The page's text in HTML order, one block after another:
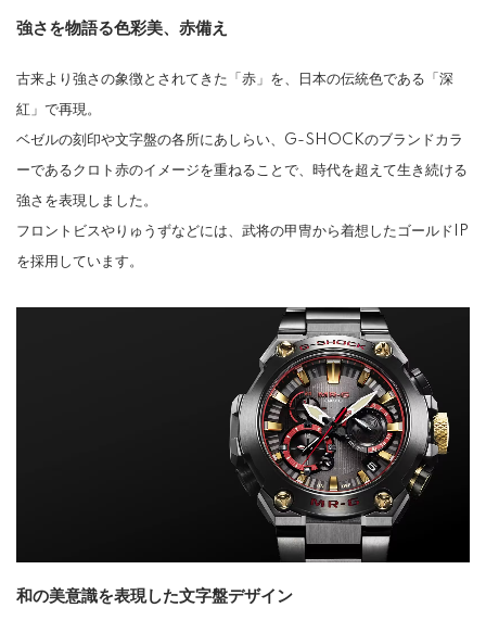
強さを物語る色彩美、赤備え
古来より強さの象徴とされてきた「赤」を、日本の伝統色である「深
紅」で再現。
ベゼルの刻印や文字盤の各所にあしらい、G-SHOCKのブランドカラ
ーであるクロト赤のイメージを重ねることで、時代を超えて生き続ける
強さを表現しました。
フロントビスやりゅうずなどには、武将の甲冑から着想したゴールドIP
を採用しています。
和の美意識を表現した文字盤デザイン